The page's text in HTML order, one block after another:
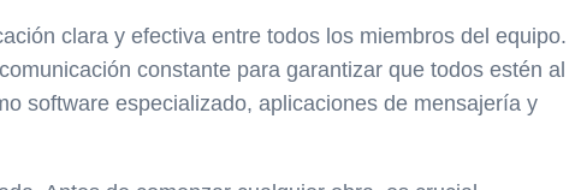
clara y efectiva entre todos los miembros del equipo.
constante para garantizar que todos estén al
software especializado, aplicaciones de mensajería y